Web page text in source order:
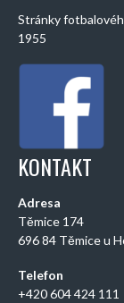
Stránky
1955
KONTAKT
Adresa
Těmice 174
696 84 Těmice u
Telefon
+420 604 424 111